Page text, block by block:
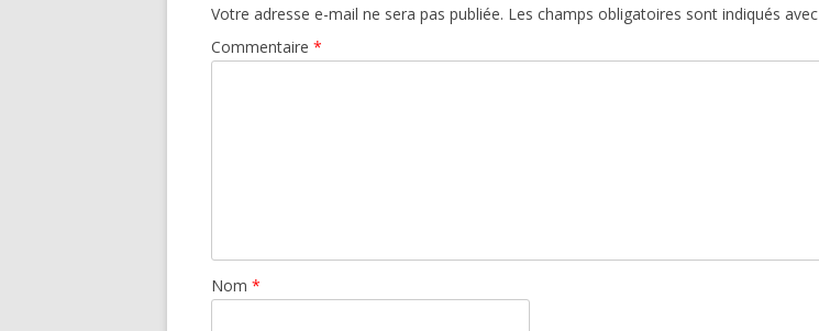
Votre adresse e-mail ne sera pas publiée. Les champs obligatoires sont indiqués avec
Commentaire *
Nom *